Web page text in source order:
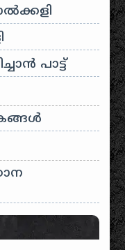
പാട്ട്